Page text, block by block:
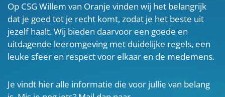
Op CSG Willem van Oranje vinden wij het belangrijk
dat je goed tot je recht komt, zodat je het beste uit
jezelf haalt. Wij bieden daarvoor een goede en
uitdagende leeromgeving met duidelijke regels, een
leuke sfeer en respect voor elkaar en de medemens.
Je vindt hier alle informatie die voor jullie van belang